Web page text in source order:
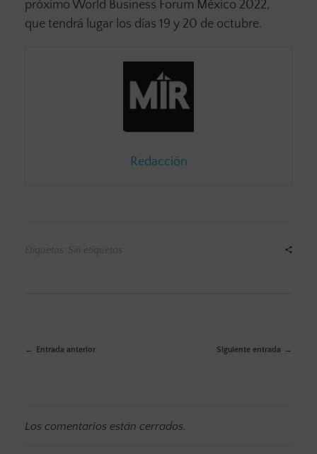
próximo World Business Forum México 2022,
que tendrá lugar los días 19 y 20 de octubre.
Redacción
Etiquetas: Sin etiquetas
Entrada anterior Siguiente entrada
Los comentarios están cerrados.